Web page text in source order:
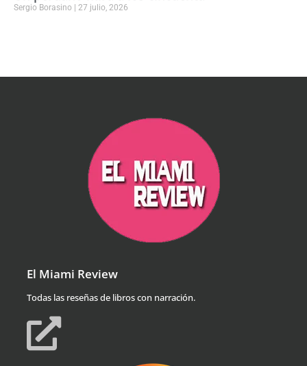
Sergio Borasino 27 julio, 2026
El Miami Review
Todas las reseñas de libros con narración.